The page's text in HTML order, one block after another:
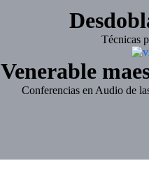
Técnicas
Venerable
Conferencias en Audio de